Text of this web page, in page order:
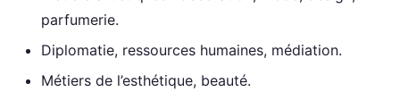
parfumerie.
Diplomatie, ressources humaines, médiation.
Métiers de l’esthétique, beauté.